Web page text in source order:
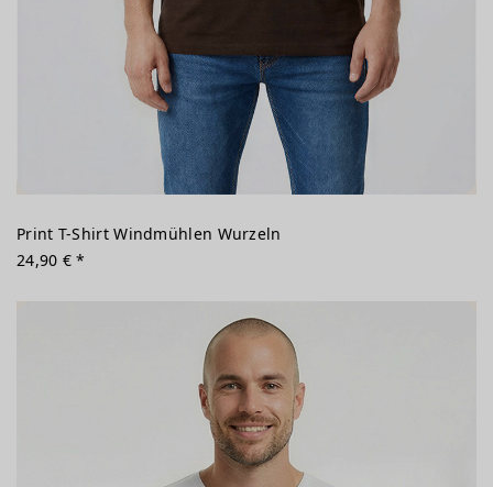
Print T-Shirt Windmühlen Wurzeln
24,90 € *